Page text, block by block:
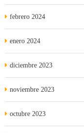
febrero 2024
enero 2024
diciembre 2023
noviembre 2023
octubre 2023